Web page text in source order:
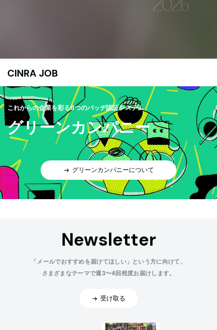
CINRA JOB
これからの企業を彩る9つのバッヂ認証システム
グリーンカンパニー
グリーンカンパニーについて
Newsletter
「メールでおすすめを届けてほしい」という方に向けて、
さまざまなテーマで週3〜4回程度お届けします。
受け取る